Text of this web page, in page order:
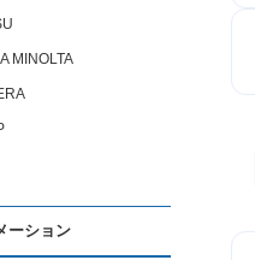
MINOLTA
ーション